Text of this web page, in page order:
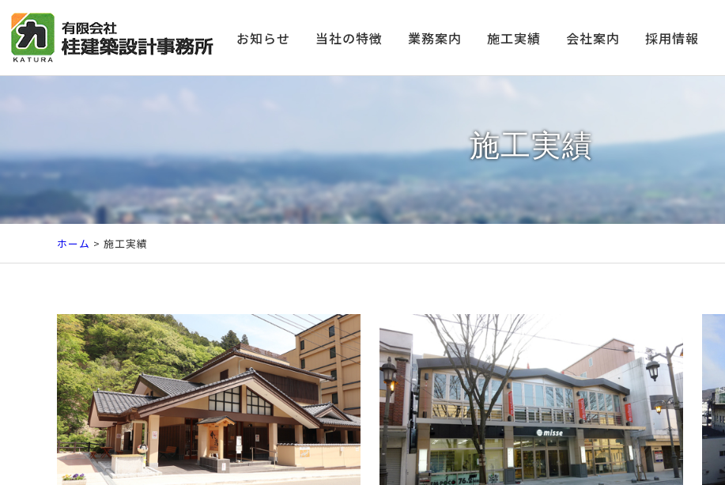
お知らせ 当社の特徴 業務案内 施工実績 会社案内 採用情報
施工実績
ホーム > 施工実績